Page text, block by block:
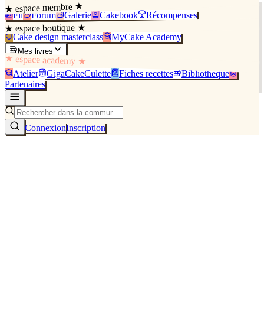
★ espace membre ★
Fil Forum Galerie Cakebook Récompenses
★ espace boutique ★
Cake design masterclass MyCake Academy
Mes livres
★ espace academy ★
Atelier GigaCakeCulette Fiches recettes
Bibliothèque
Partenaires
ConnexionInscription